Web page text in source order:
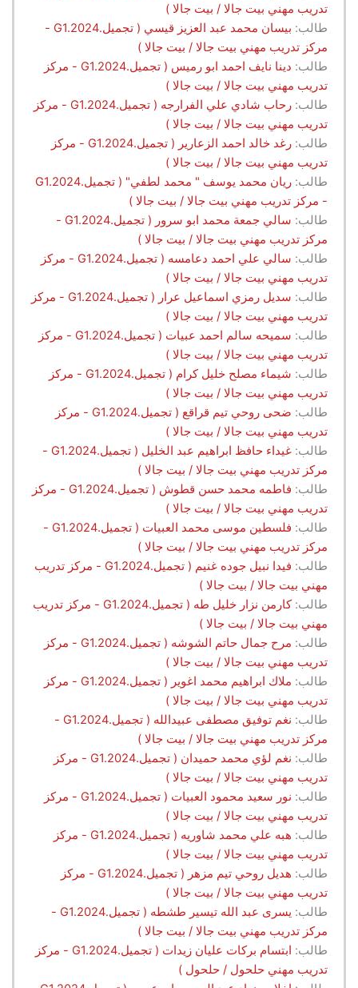
تدريب مهني بيت جالا / بيت جالا )
طالب:
بيسان محمد عبد العزيز قيسي ( تجميل.G1.2024 -
مركز تدريب مهني بيت جالا / بيت جالا )
طالب:
دينا نايف احمد ابو رميس ( تجميل.G1.2024 - مركز
تدريب مهني بيت جالا / بيت جالا )
طالب:
رحاب شادي علي الفرارجه ( تجميل.G1.2024 - مركز
تدريب مهني بيت جالا / بيت جالا )
طالب:
رغد خالد احمد الزعارير ( تجميل.G1.2024 - مركز
تدريب مهني بيت جالا / بيت جالا )
طالب:
ريان محمد يوسف " محمد لطفي" ( تجميل.G1.2024
- مركز تدريب مهني بيت جالا / بيت جالا )
طالب:
سالي جمعة محمد ابو سرور ( تجميل.G1.2024 -
مركز تدريب مهني بيت جالا / بيت جالا )
طالب:
سالي علي احمد دعامسه ( تجميل.G1.2024 - مركز
تدريب مهني بيت جالا / بيت جالا )
طالب:
سديل رمزي اسماعيل عرار ( تجميل.G1.2024 - مركز
تدريب مهني بيت جالا / بيت جالا )
طالب:
سميحه سالم احمد عبيات ( تجميل.G1.2024 - مركز
تدريب مهني بيت جالا / بيت جالا )
طالب:
شيماء مصلح خليل كرام ( تجميل.G1.2024 - مركز
تدريب مهني بيت جالا / بيت جالا )
طالب:
ضحى روحي تيم قراقع ( تجميل.G1.2024 - مركز
تدريب مهني بيت جالا / بيت جالا )
طالب:
غيداء حافظ ابراهيم عبد الخليل ( تجميل.G1.2024 -
مركز تدريب مهني بيت جالا / بيت جالا )
طالب:
فاطمه محمد حسن قطوش ( تجميل.G1.2024 - مركز
تدريب مهني بيت جالا / بيت جالا )
طالب:
فلسطين موسى محمد العبيات ( تجميل.G1.2024 -
مركز تدريب مهني بيت جالا / بيت جالا )
طالب:
فيدا نبيل جوده غنيم ( تجميل.G1.2024 - مركز تدريب
مهني بيت جالا / بيت جالا )
طالب:
كارمن نزار خليل طه ( تجميل.G1.2024 - مركز تدريب
مهني بيت جالا / بيت جالا )
طالب:
مرح جمال حاتم الشوشه ( تجميل.G1.2024 - مركز
تدريب مهني بيت جالا / بيت جالا )
طالب:
ملاك ابراهيم محمد اغوير ( تجميل.G1.2024 - مركز
تدريب مهني بيت جالا / بيت جالا )
طالب:
نغم توفيق مصطفى عبيدالله ( تجميل.G1.2024 -
مركز تدريب مهني بيت جالا / بيت جالا )
طالب:
نغم لؤي محمد حميدان ( تجميل.G1.2024 - مركز
تدريب مهني بيت جالا / بيت جالا )
طالب:
نور سعيد محمود العبيات ( تجميل.G1.2024 - مركز
تدريب مهني بيت جالا / بيت جالا )
طالب:
هبه علي محمد شاوريه ( تجميل.G1.2024 - مركز
تدريب مهني بيت جالا / بيت جالا )
طالب:
هديل روحي تيم مزهر ( تجميل.G1.2024 - مركز
تدريب مهني بيت جالا / بيت جالا )
طالب:
يسرى عبد الله تيسير طشطه ( تجميل.G1.2024 -
مركز تدريب مهني بيت جالا / بيت جالا )
طالب:
ابتسام بركات عليان زيدات ( تجميل.G1.2024 - مركز
تدريب مهني حلحول / حلحول )